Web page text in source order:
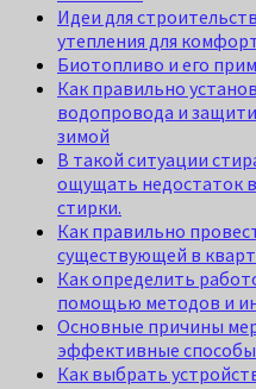
Идеи для
утепления для
Биотопливо и его
Как правильно
водопровода и
зимой
В такой ситуации
ощущать недостаток
стирки.
Как правильно
существующей в
Как определить
помощью методов и
Основные причины
эффективные способы
Как выбрать